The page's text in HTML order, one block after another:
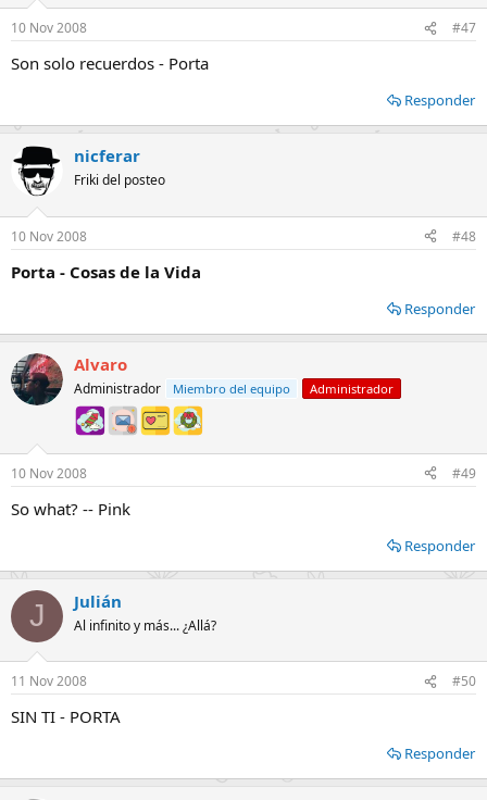
10 Nov 2008 #47
Son solo recuerdos - Porta
Responder
nicferar
Friki del posteo
10 Nov 2008 #48
Porta - Cosas de la Vida
Responder
Alvaro
Administrador Miembro del equipo Administrador
10 Nov 2008 #49
So what? -- Pink
Responder
J Julián
Al infinito y más... ¿Allá?
11 Nov 2008 #50
SIN TI - PORTA
Responder